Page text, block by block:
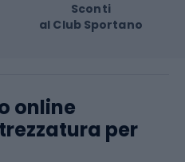
Sconti
al Club Sportano
online
per